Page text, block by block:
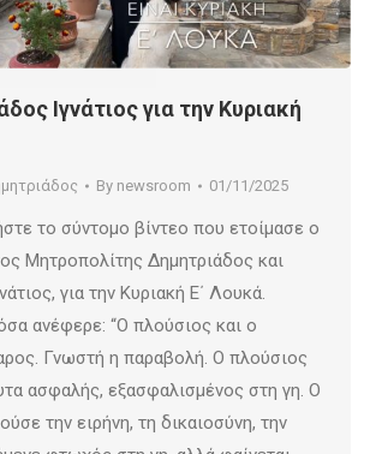
Ιγνάτιος για την Κυριακή
By newsroom 01/11/2025
το σύντομο βίντεο που ετοίμασε ο
Μητροπολίτης Δημητριάδος και
για την Κυριακή Ε΄ Λουκά.
ανέφερε: “Ο πλούσιος και ο
Γνωστή η παραβολή. Ο πλούσιος
ασφαλής, εξασφαλισμένος στη γη. Ο
την ειρήνη, τη δικαιοσύνη, την